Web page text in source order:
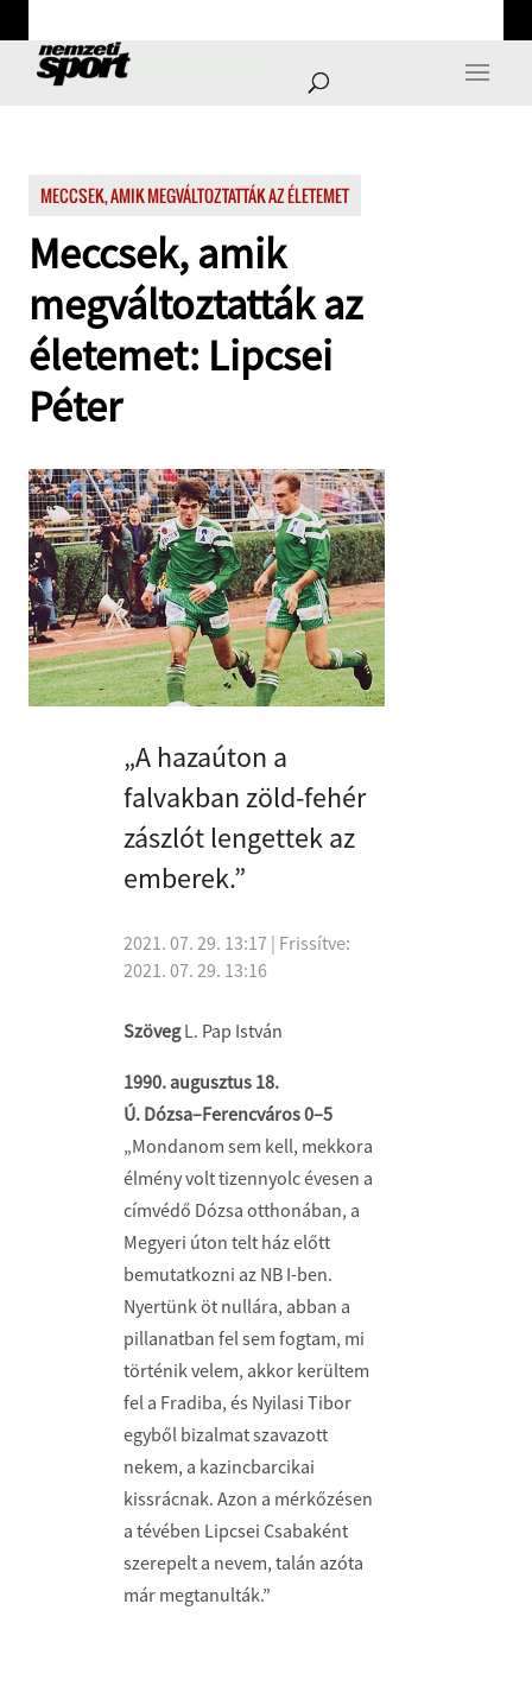
MECCSEK, AMIK MEGVÁLTOZTATTÁK AZ ÉLETEMET
Meccsek, amik
megváltoztatták az
életemet: Lipcsei
Péter
„A hazaúton a
falvakban zöld-fehér
zászlót lengettek az
emberek.”
2021. 07. 29. 13:17 | Frissítve:
2021. 07. 29. 13:16
SzövegL. Pap István
1990. augusztus 18.
Ú. Dózsa–Ferencváros 0–5
„Mondanom sem kell, mekkora
élmény volt tizennyolc évesen a
címvédő Dózsa otthonában, a
Megyeri úton telt ház előtt
bemutatkozni az NB I-ben.
Nyertünk öt nullára, abban a
pillanatban fel sem fogtam, mi
történik velem, akkor kerültem
fel a Fradiba, és Nyilasi Tibor
egyből bizalmat szavazott
nekem, a kazincbarcikai
kissrácnak. Azon a mérkőzésen
a tévében Lipcsei Csabaként
szerepelt a nevem, talán azóta
már megtanulták.”